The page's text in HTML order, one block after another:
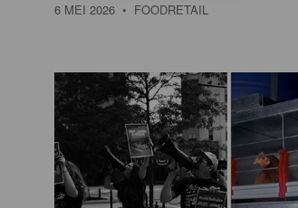
6 MEI 2026 • FOODRETAIL